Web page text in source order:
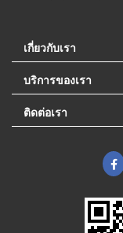
เกี่ยวกับเรา
บริการของเรา
ติดต่อเรา